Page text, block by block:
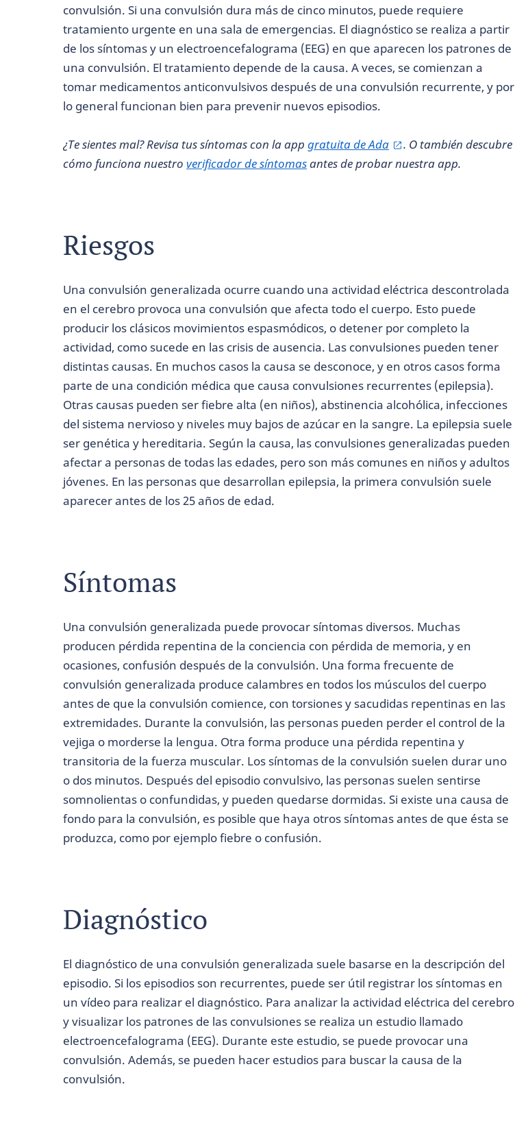
convulsión. Si una convulsión dura más de cinco minutos, puede requiere
tratamiento urgente en una sala de emergencias. El diagnóstico se realiza a partir
de los síntomas y un electroencefalograma (EEG) en que aparecen los patrones de
una convulsión. El tratamiento depende de la causa. A veces, se comienzan a
tomar medicamentos anticonvulsivos después de una convulsión recurrente, y por
lo general funcionan bien para prevenir nuevos episodios.
¿Te sientes mal? Revisa tus síntomas con la app gratuita de Ada
. O también descubre
cómo funciona nuestro verificador de síntomasantes de probar nuestra app.
Riesgos
Una convulsión generalizada ocurre cuando una actividad eléctrica descontrolada
en el cerebro provoca una convulsión que afecta todo el cuerpo. Esto puede
producir los clásicos movimientos espasmódicos, o detener por completo la
actividad, como sucede en las crisis de ausencia. Las convulsiones pueden tener
distintas causas. En muchos casos la causa se desconoce, y en otros casos forma
parte de una condición médica que causa convulsiones recurrentes (epilepsia).
Otras causas pueden ser fiebre alta (en niños), abstinencia alcohólica, infecciones
del sistema nervioso y niveles muy bajos de azúcar en la sangre. La epilepsia suele
ser genética y hereditaria. Según la causa, las convulsiones generalizadas pueden
afectar a personas de todas las edades, pero son más comunes en niños y adultos
jóvenes. En las personas que desarrollan epilepsia, la primera convulsión suele
aparecer antes de los 25 años de edad.
Síntomas
Una convulsión generalizada puede provocar síntomas diversos. Muchas
producen pérdida repentina de la conciencia con pérdida de memoria, y en
ocasiones, confusión después de la convulsión. Una forma frecuente de
convulsión generalizada produce calambres en todos los músculos del cuerpo
antes de que la convulsión comience, con torsiones y sacudidas repentinas en las
extremidades. Durante la convulsión, las personas pueden perder el control de la
vejiga o morderse la lengua. Otra forma produce una pérdida repentina y
transitoria de la fuerza muscular. Los síntomas de la convulsión suelen durar uno
o dos minutos. Después del episodio convulsivo, las personas suelen sentirse
somnolientas o confundidas, y pueden quedarse dormidas. Si existe una causa de
fondo para la convulsión, es posible que haya otros síntomas antes de que ésta se
produzca, como por ejemplo fiebre o confusión.
Diagnóstico
El diagnóstico de una convulsión generalizada suele basarse en la descripción del
episodio. Si los episodios son recurrentes, puede ser útil registrar los síntomas en
un vídeo para realizar el diagnóstico. Para analizar la actividad eléctrica del cerebro
y visualizar los patrones de las convulsiones se realiza un estudio llamado
electroencefalograma (EEG). Durante este estudio, se puede provocar una
convulsión. Además, se pueden hacer estudios para buscar la causa de la
convulsión.